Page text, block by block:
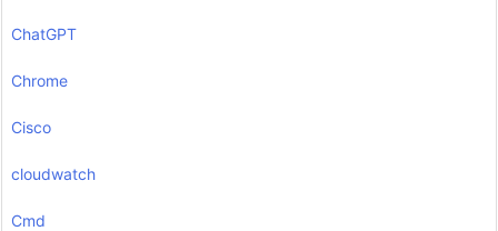
ChatGPT
Chrome
Cisco
cloudwatch
Cmd